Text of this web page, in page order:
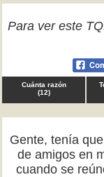
Para ver este
Cuánta razón
(12)
Gente, tenía
de amigos en
cuando se